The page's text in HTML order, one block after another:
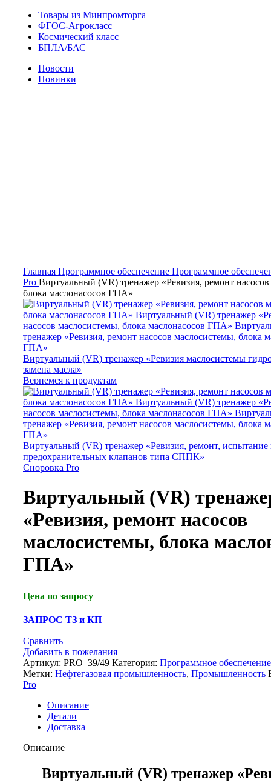
Товары из Минпромторга
ФГОС-Агрокласс
Космический класс
БПЛА/БАС
Новости
Новинки
Главная Программное обеспечение Программное
Pro Виртуальный (VR) тренажер «Ревизия, ремонт
блока маслонасосов ГПА»
Виртуальный (VR) тренажер «Ревизия маслосистемы
замена масла»
Вернемся к продуктам
Виртуальный (VR) тренажер «Ревизия, ремонт,
предохранительных клапанов типа СППК»
Сноровка Pro
Виртуальный (VR)
«Ревизия, ремонт насосов
маслосистемы, блока
ГПА»
Цена по запросу
ЗАПРОС ТЗ и КП
Сравнить
Добавить в пожелания
Артикул: PRO_39/49 Категория: Программное
Метки: Нефтегазовая промышленность, Промышленность
Pro
Описание
Детали
Доставка
Описание
Виртуальный (VR) тренажер